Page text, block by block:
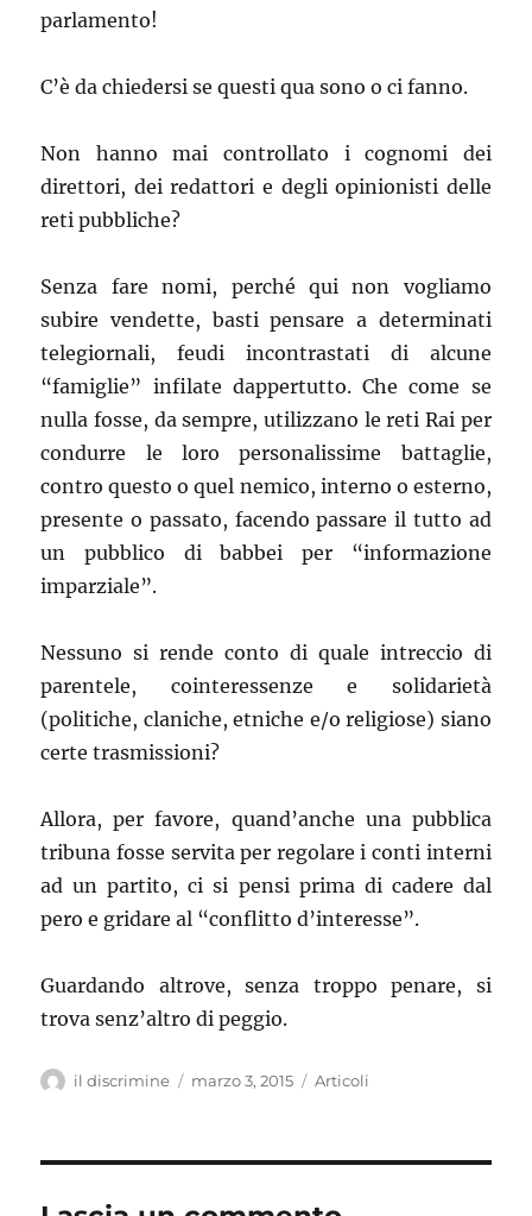
parlamento!
C’è da chiedersi se questi qua sono o ci fanno.
Non hanno mai controllato i cognomi dei
direttori, dei redattori e degli opinionisti delle
reti pubbliche?
Senza fare nomi, perché qui non vogliamo
subire vendette, basti pensare a determinati
telegiornali, feudi incontrastati di alcune
“famiglie” infilate dappertutto. Che come se
nulla fosse, da sempre, utilizzano le reti Rai per
condurre le loro personalissime battaglie,
contro questo o quel nemico, interno o esterno,
presente o passato, facendo passare il tutto ad
un pubblico di babbei per “informazione
imparziale”.
Nessuno si rende conto di quale intreccio di
parentele, cointeressenze e solidarietà
(politiche, claniche, etniche e/o religiose) siano
certe trasmissioni?
Allora, per favore, quand’anche una pubblica
tribuna fosse servita per regolare i conti interni
ad un partito, ci si pensi prima di cadere dal
pero e gridare al “conflitto d’interesse”.
Guardando altrove, senza troppo penare, si
trova senz’altro di peggio.
Autore
il discrimine
Pubblicato
marzo 3, 2015 Categorie
Articoli